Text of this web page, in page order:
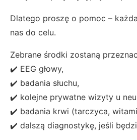
Dlatego proszę o pomoc –
nas do celu.
Zebrane środki zostaną
✔️ EEG głowy,
✔️ badania słuchu,
✔️ kolejne prywatne wizyty u
✔️ badania krwi (tarczyca,
✔️ dalszą diagnostykę, jeśli